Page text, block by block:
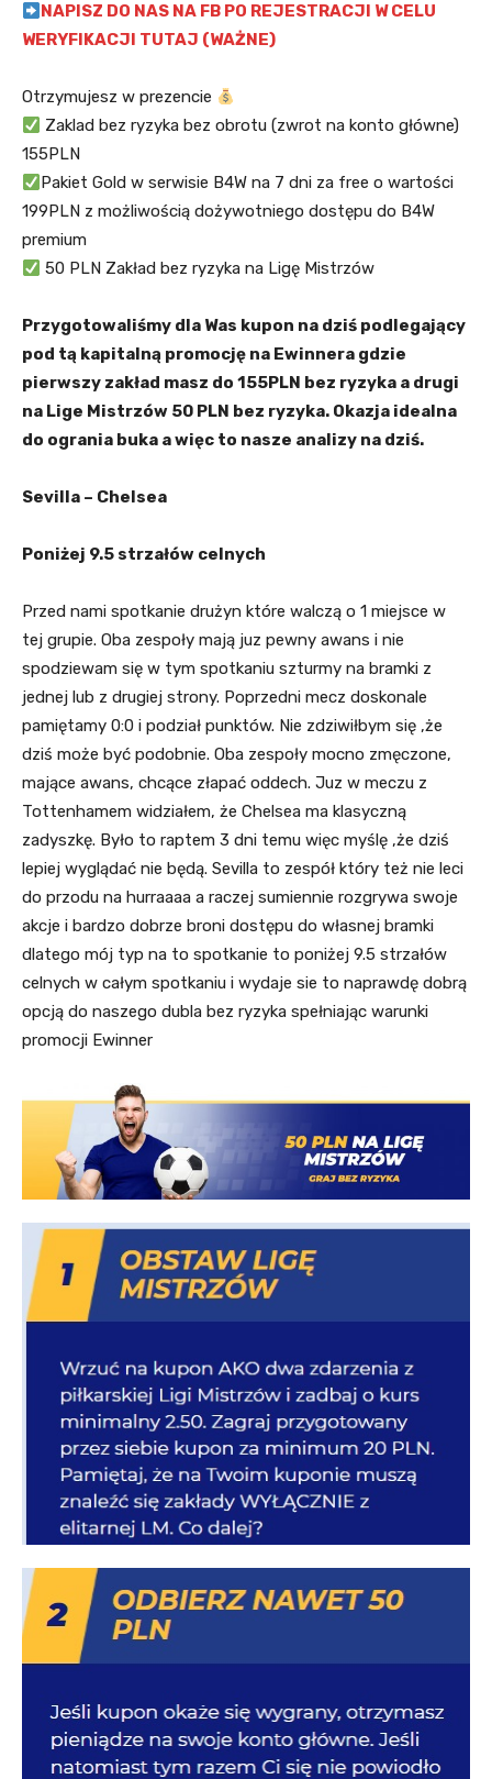
NAPISZ DO NAS NA FB PO REJESTRACJI W CELU
WERYFIKACJI TUTAJ (WAŻNE)
Otrzymujesz w prezencie
Zaklad bez ryzyka bez obrotu (zwrot na konto główne)
155PLN
Pakiet Gold w serwisie B4W na 7 dni za free o wartości
199PLN z możliwością dożywotniego dostępu do B4W
premium
50 PLN Zakład bez ryzyka na Ligę Mistrzów
Przygotowaliśmy dla Was kupon na dziś podlegający
pod tą kapitalną promocję na Ewinnera gdzie
pierwszy zakład masz do 155PLN bez ryzyka a drugi
na Lige Mistrzów 50 PLN bez ryzyka. Okazja idealna
do ogrania buka a więc to nasze analizy na dziś.
Sevilla – Chelsea
Poniżej 9.5 strzałów celnych
Przed nami spotkanie drużyn które walczą o 1 miejsce w
tej grupie. Oba zespoły mają juz pewny awans i nie
spodziewam się w tym spotkaniu szturmy na bramki z
jednej lub z drugiej strony. Poprzedni mecz doskonale
pamiętamy 0:0 i podział punktów. Nie zdziwiłbym się ,że
dziś może być podobnie. Oba zespoły mocno zmęczone,
mające awans, chcące złapać oddech. Juz w meczu z
Tottenhamem widziałem, że Chelsea ma klasyczną
zadyszkę. Było to raptem 3 dni temu więc myślę ,że dziś
lepiej wyglądać nie będą. Sevilla to zespół który też nie leci
do przodu na hurraaaa a raczej sumiennie rozgrywa swoje
akcje i bardzo dobrze broni dostępu do własnej bramki
dlatego mój typ na to spotkanie to poniżej 9.5 strzałów
celnych w całym spotkaniu i wydaje sie to naprawdę dobrą
opcją do naszego dubla bez ryzyka spełniając warunki
promocji Ewinner